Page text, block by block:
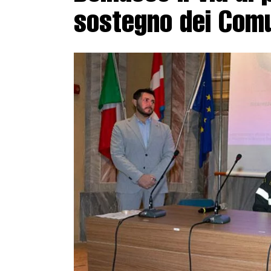
sostegno dei